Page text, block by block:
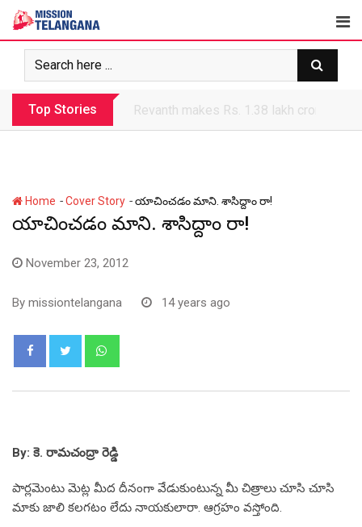
Skip
content
Top Stories Revanth government’s apathy
Home -Cover Story -యాచించడం మాని. శాసిద్దాం రా!
యాచించడం మాని. శాసిద్దాం రా!
November 23, 2012
By missiontelangana 14 years ago
By: కె. రామచంద్రా రెడ్డి
పార్లమెంటు మెట్ల మీద దీనంగా వేడుకుంటున్న మీ చిత్రాలు చూసి చూసి
మాకు జాలి కలగటం లేదు నాయకులారా. ఆగ్రహం వస్తోంది.